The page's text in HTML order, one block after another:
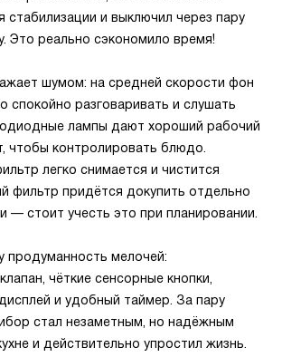
и выключил через пару
Это реально сэкономило время!
шумом: на средней скорости фон
спокойно разговаривать и слушать
лампы дают хороший рабочий
чтобы контролировать блюдо.
легко снимается и чистится
фильтр придётся докупить отдельно
— стоит учесть это при планировании.
продуманность мелочей:
чёткие сенсорные кнопки,
и удобный таймер. За пару
стал незаметным, но надёжным
и действительно упростил жизнь.